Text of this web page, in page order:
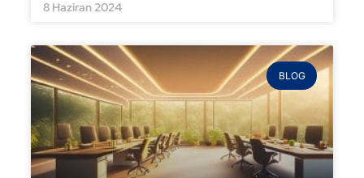
8 Haziran 2024
BLOG